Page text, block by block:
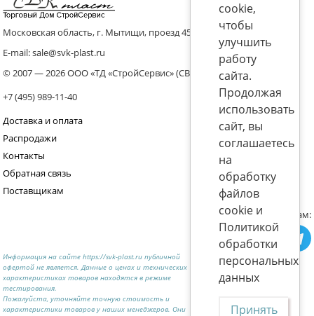
Московская область, г. Мытищи, проезд 4536 владение 8, стр.10
E-mail: sale@svk-plast.ru
© 2007 — 2026 ООО «ТД «СтройСервис» (СВК)
+7 (495) 989-11-40
Доставка и оплата
Распродажи
Контакты
Обратная связь
Поставщикам
Присоединяйтесь к нам:
Информация на сайте https://svk-plast.ru публичной
офертой не является. Данные о ценах и технических
характеристиках товаров находятся в режиме
тестирования.
Пожалуйста, уточняйте точную стоимость и
характеристики товаров у наших менеджеров. Они
cookie,
чтобы
улучшить
работу
сайта.
Продолжая
использовать
сайт, вы
соглашаетесь
на
обработку
файлов
cookie и
Политикой
обработки
персональных
данных
Принять